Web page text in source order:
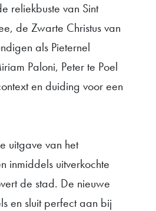
reliekbuste van Sint
de Zwarte Christus van
als Pieternel
Paloni, Peter te Poel
en duiding voor een
uitgave van het
inmiddels uitverkochte
de stad. De nieuwe
en sluit perfect aan bij